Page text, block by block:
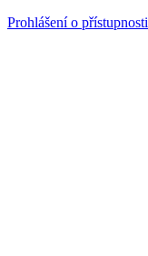
Prohlášení o přístupnosti